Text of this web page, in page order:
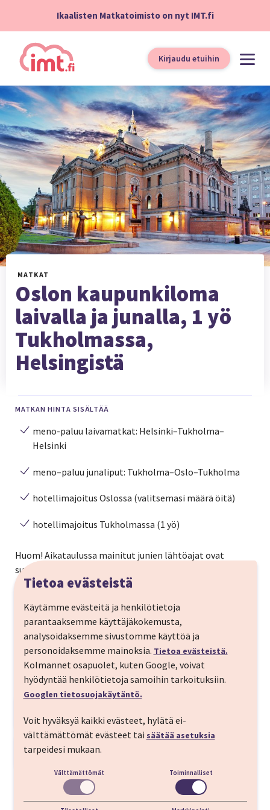
Ikaalisten Matkatoimisto on nyt IMT.fi
Kirjaudu etuihin
MATKAT
Oslon kaupunkiloma
laivalla ja junalla, 1 yö
Tukholmassa,
Helsingistä
MATKAN HINTA SISÄLTÄÄ
meno-paluu laivamatkat: Helsinki–Tukholma–
Helsinki
meno–paluu junaliput: Tukholma–Oslo–Tukholma
hotellimajoitus Oslossa (valitsemasi määrä öitä)
hotellimajoitus Tukholmassa (1 yö)
Huom! Aikataulussa mainitut junien lähtöajat ovat
suuntaa-antavia, ja vaihtelevat lähtöpäivän sekä
saatavuuden mukaan. Junapaikkoja ei ole etukäteen
varausvahvistukseen jälkeen. Junaliput lähetetään
matkan varaajalle sähköpostitse. Matkustusluokka on
ekonomiluokka.Mikäli haluat matkustaa toisella
junavuorolla tai toisessa matkustusluokassa ilmoita
toiveesi varauksen yhteydessä.
Lähde maata pitkin Norjaan. Ensin laivalla
Tukholmaan ja sieltä kätevästi junalla Osloon ja
matkanteosta, upeista maisemista ja tutustut
kuninkaallisiin Pohjoismaiden pääkaupunkeihin.
Matkaohjelma
LÄHTÖPÄIVÄ
Helsinki-Tukholma (1 yö)
Tietoa evästeistä
Käytämme evästeitä ja henkilötietoja
parantaaksemme käyttäjäkokemusta,
analysoidaksemme sivustomme käyttöä ja
personoidaksemme mainoksia. Tietoa evästeistä.
Kolmannet osapuolet, kuten Google, voivat
hyödyntää henkilötietoja samoihin tarkoituksiin.
Googlen tietosuojakäytäntö.
Voit hyväksyä kaikki evästeet, hylätä ei-
välttämättömät evästeet tai säätää asetuksia
tarpeidesi mukaan.
Välttämättömät Toiminnalliset